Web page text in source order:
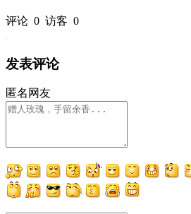
评论 0 访客 0
发表评论
匿名网友